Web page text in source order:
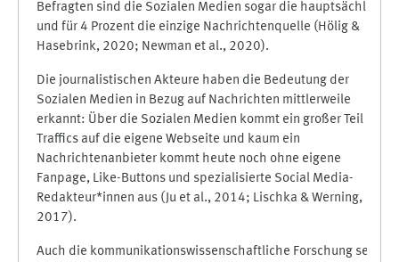
Befragten sind die Sozialen Medien sogar die hauptsächliche
und für 4 Prozent die einzige Nachrichtenquelle (Hölig &
Hasebrink, 2020; Newman et al., 2020).
Die journalistischen Akteure haben die Bedeutung der
Sozialen Medien in Bezug auf Nachrichten mittlerweile
erkannt: Über die Sozialen Medien kommt ein großer Teil des
Traffics auf die eigene Webseite und kaum ein
Nachrichtenanbieter kommt heute noch ohne eigene
Fanpage, Like-Buttons und spezialisierte Social Media-
Redakteur*innen aus (Ju et al., 2014; Lischka & Werning,
2017).
Auch die kommunikationswissenschaftliche Forschung setzt